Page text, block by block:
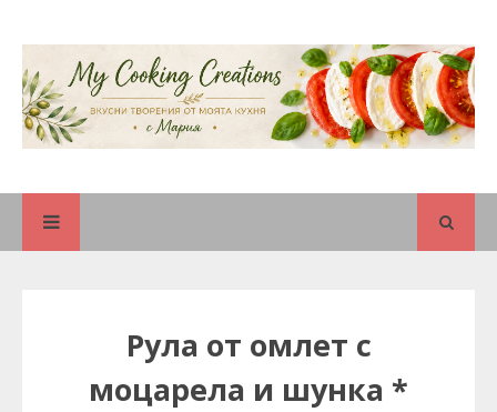
Рула от омлет с
моцарела и шунка *